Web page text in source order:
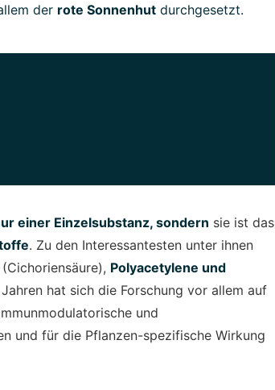
der rote Sonnenhut durchgesetzt.
einer Einzelsubstanz, sondern sie ist das
. Zu den Interessantesten unter ihnen
(Cichoriensäure), Polyacetylene und
hat sich die Forschung vor allem auf
und
und für die Pflanzen-spezifische Wirkung